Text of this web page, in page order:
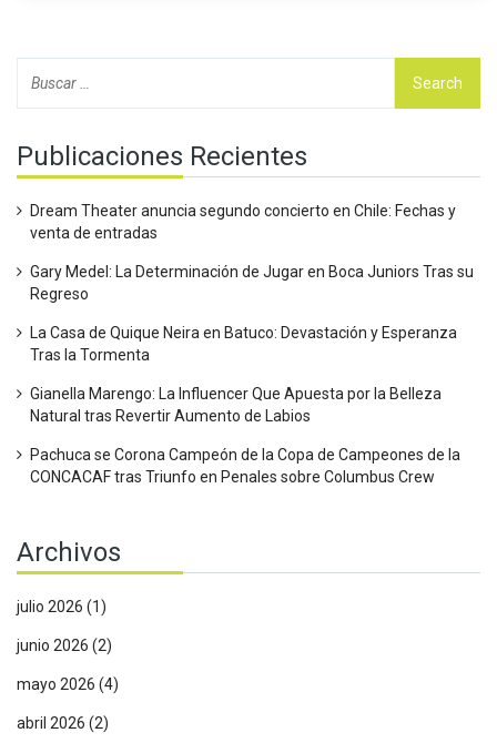
Publicaciones Recientes
Dream Theater anuncia segundo concierto en Chile: Fechas y
venta de entradas
Gary Medel: La Determinación de Jugar en Boca Juniors Tras su
Regreso
La Casa de Quique Neira en Batuco: Devastación y Esperanza
Tras la Tormenta
Gianella Marengo: La Influencer Que Apuesta por la Belleza
Natural tras Revertir Aumento de Labios
Pachuca se Corona Campeón de la Copa de Campeones de la
CONCACAF tras Triunfo en Penales sobre Columbus Crew
Archivos
julio 2026 (1)
junio 2026 (2)
mayo 2026 (4)
abril 2026 (2)